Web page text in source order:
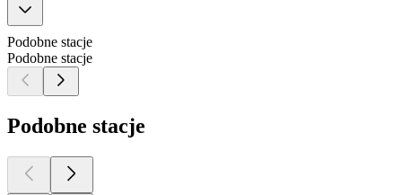
Podobne stacje
Podobne stacje
Podobne stacje